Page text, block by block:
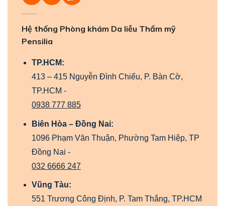
Hệ thống Phòng khám Da liễu Thẩm mỹ
Pensilia
TP.HCM:
413 – 415 Nguyễn Đình Chiểu, P. Bàn Cờ,
TP.HCM -
0938 777 885
Biên Hòa – Đồng Nai:
1096 Phạm Văn Thuận, Phường Tam Hiệp, TP
Đồng Nai -
032 6666 247
Vũng Tàu:
551 Trương Công Định, P. Tam Thắng, TP.HCM